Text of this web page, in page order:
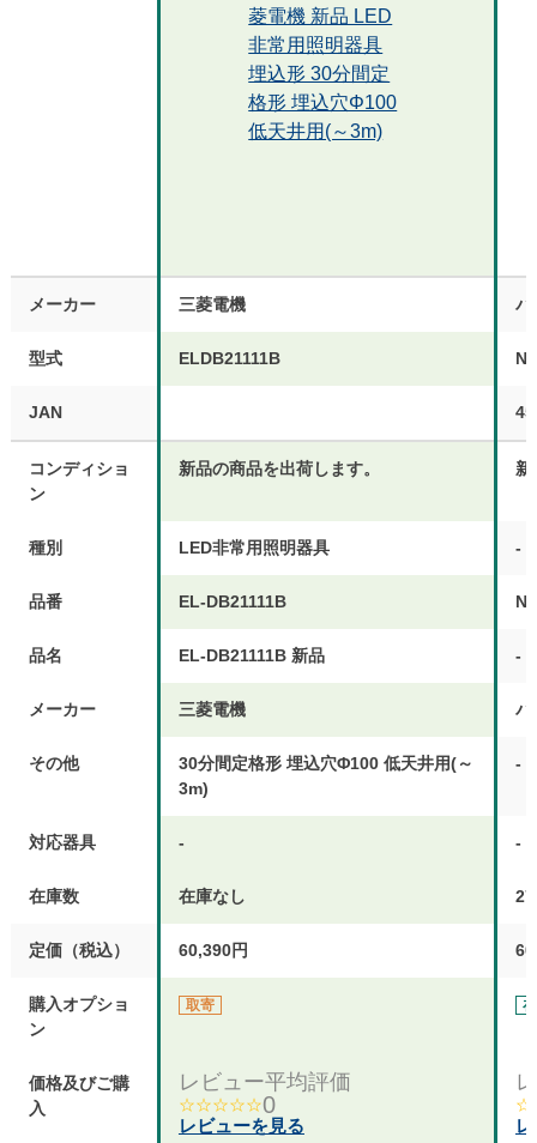
菱電機 新品 LED
非常用照明器具
埋込形 30分間定
格形 埋込穴Φ100
低天井用(～3m)
メーカー 三菱電機 パ
型式 ELDB21111B
JAN
コンディショ
ン
新品の商品を出荷します。 新
種別 LED非常用照明器具 -
品番 EL-DB21111B
品名 EL-DB21111B 新品 -
メーカー 三菱電機 パ
その他
30分間定格形 埋込穴Φ100 低天井用(～
3m)
-
対応器具 - -
在庫数 在庫なし
定価（税込） 60,390円
購入オプショ
ン
取寄
価格及びご購
入
レビュー平均評価
☆☆☆☆☆0
レビューを見る